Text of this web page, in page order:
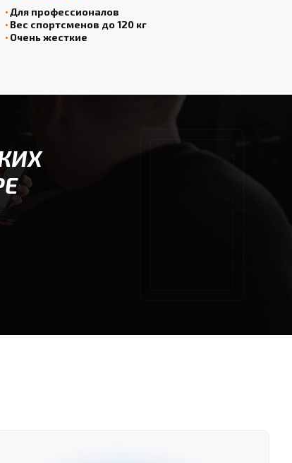
Для профессионалов
Вес спортсменов до 120 кг
Очень жесткие